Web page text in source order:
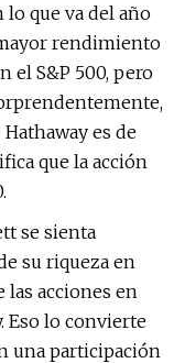
que va del año
rendimiento
el S&P 500, pero
es de
que la acción
se sienta
su riqueza en
las acciones en
Eso lo convierte
una participación